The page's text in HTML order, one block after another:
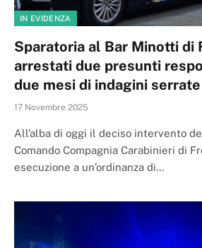
IN EVIDENZA
Sparatoria al Bar Minotti di
arrestati due presunti
due mesi di indagini serrate
17 Novembre 2025
All’alba di oggi il deciso intervento
Comando Compagnia Carabinieri di
esecuzione a un’ordinanza di…